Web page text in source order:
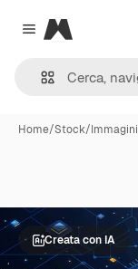
Close menu
Magnific
Home/Stock/Immagini
Creata con IA